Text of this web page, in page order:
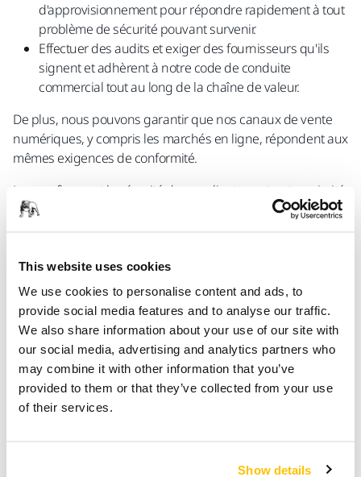
This website uses cookies
We use cookies to personalise content and ads, to
provide social media features and to analyse our traffic.
We also share information about your use of our site with
our social media, advertising and analytics partners who
may combine it with other information that you’ve
provided to them or that they’ve collected from your use
of their services.
Show details
d'approvisionnement pour répondre rapidement à tout
problème de sécurité pouvant survenir.​
Effectuer des audits et exiger des fournisseurs qu'ils
signent et adhèrent à notre code de conduite
commercial tout au long de la chaîne de valeur.
De plus, nous pouvons garantir que nos canaux de vente
numériques, y compris les marchés en ligne, répondent aux
mêmes exigences de conformité.​
Laa confiance et la sécurité de nos clients sont notre priorité
absolue, et Mirka demeure déterminée à respecter les
opérations.
Signaler un problème
Engagement envers la sécurité
Conformité REACH, SCIP et RoHS